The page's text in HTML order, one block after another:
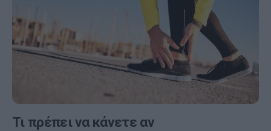
Τι πρέπει να κάνετε αν